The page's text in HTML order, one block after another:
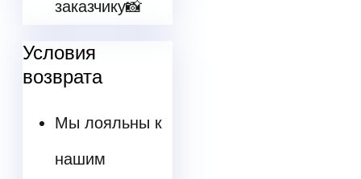
заказчику📸
Условия
возврата
Мы лояльны к
нашим